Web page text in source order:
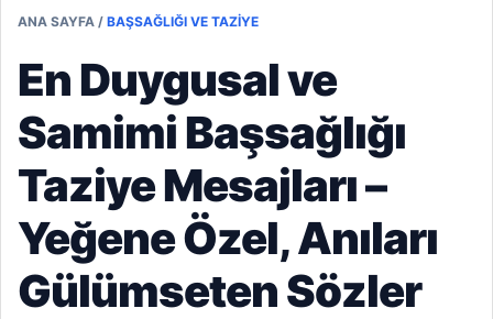
ANA SAYFA / BAŞSAĞLIĞI VE TAZIYE
En Duygusal ve
Samimi Başsağlığı
Taziye Mesajları –
Yeğene Özel, Anıları
Gülümseten Sözler